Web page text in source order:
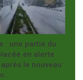
: une partie du
en alerte
le nouveau